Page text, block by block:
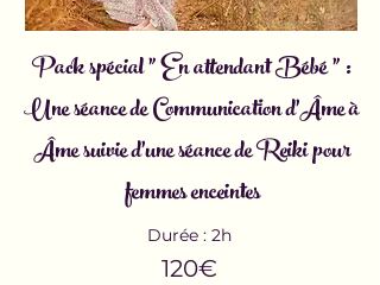
Pack spécial " En attendant Bébé " :
Une séance de Communication d'Âme à
Âmesuivie d'une séance de Reiki pour
femmes enceintes
Durée : 2h
120€